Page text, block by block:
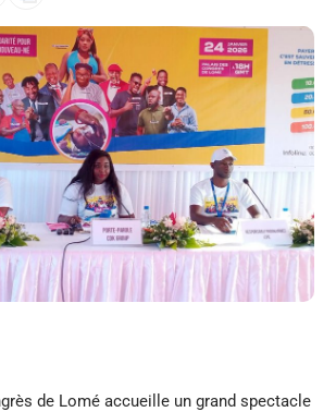
de Lomé accueille un grand spectacle